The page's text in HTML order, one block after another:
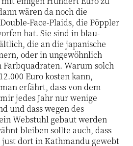
wären da noch die
Face-Plaids, die Pöppler
hat. Sie sind in blau-
die an die japanische
oder in ungewöhnlich
Warum solch
Euro kosten kann,
erfährt, dass von dem
jedes Jahr nur wenige
und dass wegen des
Webstuhl gebaut werden
bleiben sollte auch, dass
dort in Kathmandu gewebt